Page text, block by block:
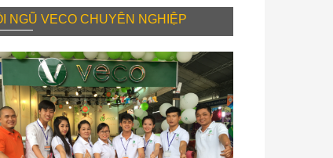
NGŨ VECO CHUYÊN NGHIỆP